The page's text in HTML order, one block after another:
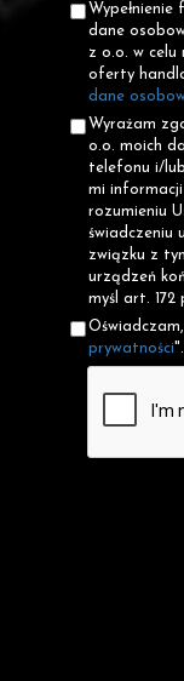
dane
z o.o. w
oferty
dane
Wyrażam
o.o. moich
telefonu i/
mi
rozumieniu
świadczeniu
związku z
urządzeń
myśl art. 172
prywatności".